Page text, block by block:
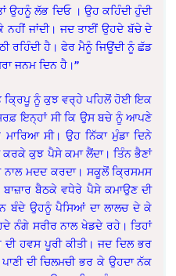
ਉਹਨੂੰ ਲੱਭ ਦਿਓ । ਉਹ ਕਹਿੰਦੀ ਹੁੰਦੀ
ਨਹੀਂ ਜਾਂਦੀ। ਜਦ ਤਾਈਂ ਉਹਦੇ ਬੱਚੇ ਦੇ
ਰਹਿੰਦੀ ਹੈ। ਫੇਰ ਮੈਨੂੰ ਜਿਊਂਦੀ ਨੂੰ ਛੱਡ
ਜਨਮ ਦਿਨ ਹੈ।”
ਕ੍ਰਿਪੂ ਨੂੰ ਕੁਝ ਵਰ੍ਹੇ ਪਹਿਲੋਂ ਹੋਈ ਇਕ
ਇਨ੍ਹਾਂ ਸੀ ਕਿ ਉਸ ਬਚੇ ਨੂੰ ਆਪਣੇ
ਸੀ। ਉਹ ਨਿੱਕਾ ਮੁੰਡਾ ਦਿਨੇ
ਕੁਝ ਪੈਸੇ ਕਮਾ ਲੈਂਦਾ। ਤਿੰਨ ਭੈਣਾਂ
ਨਾਲ ਮਦਦ ਕਰਦਾ। ਸਕੂਲੋਂ ਕ੍ਰਿਸਮਸ
ਬੈਠਕੇ ਵਧੇਰੇ ਪੈਸੇ ਕਮਾਉਣ ਦੀ
ਬੰਦੇ ਉਹਨੂੰ ਪੈਸਿਆਂ ਦਾ ਲਾਲਚ ਦੇ ਕੇ
ਨੰਗੇ ਸਰੀਰ ਨਾਲ ਖੇਡਦੇ ਰਹੇ। ਤਿਹਾਂ
ਹਵਸ ਪੂਰੀ ਕੀਤੀ। ਜਦ ਦਿਲ ਭਰ
ਦੀ ਚਿਲਮਚੀ ਭਰ ਕੇ ਉਹਦਾ ਨੱਕ